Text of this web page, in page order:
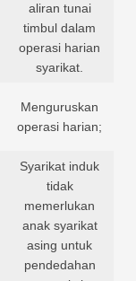
aliran tunai
timbul dalam
operasi harian
syarikat.
Menguruskan
operasi harian;
Syarikat induk
tidak
memerlukan
anak syarikat
asing untuk
pendedahan